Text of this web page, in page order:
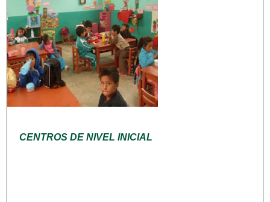
CENTROS DE NIVEL INICIAL